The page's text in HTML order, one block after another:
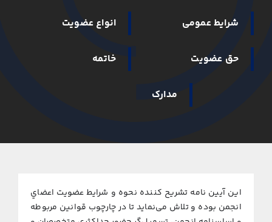
نشریات
شرایط عمومی انواع عضویت
حق عضویت خاتمه
مدارک
اﻳﻦ آﻳﻴﻦ ﻧﺎﻣﻪ ﺗﺸﺮﻳﺢ ﻛﻨﻨﺪه ﻧﺤﻮه و ﺷﺮاﻳﻂ ﻋﻀﻮﻳﺖ اﻋﻀﺎي
اﻧﺠﻤﻦ ﺑﻮده و ﺗﻼش می‌ﻧﻤﺎﻳﺪ ﺗﺎ در ﭼﺎرﭼﻮب ﻗﻮاﻧﻴﻦ ﻣﺮﺑﻮﻃﻪ